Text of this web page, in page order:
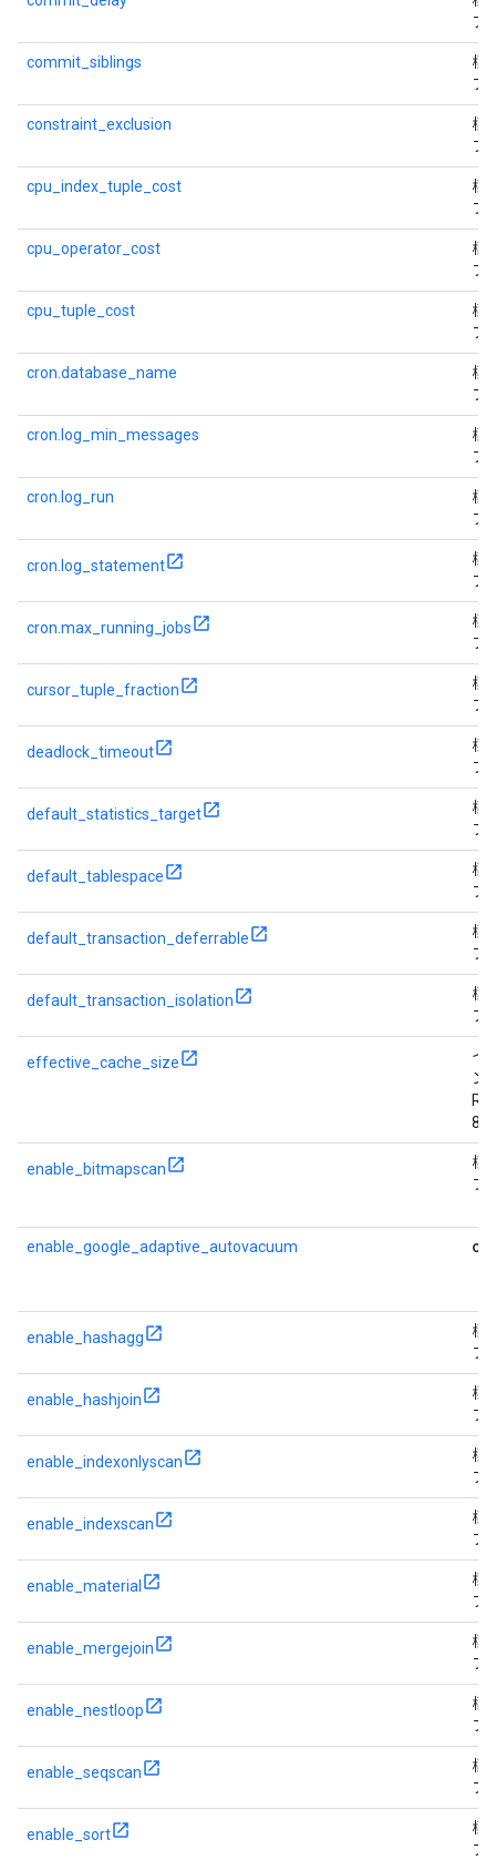
フ
commit_siblings
標
フ
constraint_exclusion
標
フ
cpu_index_tuple_cost
標
フ
cpu_operator_cost
標
フ
cpu_tuple_cost
標
フ
cron.database_name
標
フ
cron.log_min_messages
標
フ
cron.log_run
標
フ
cron.log_statement
標
フ
cron.max_running_jobs
標
フ
cursor_tuple_fraction
標
フ
deadlock_timeout
標
フ
default_statistics_target
標
フ
default_tablespace
標
フ
default_transaction_deferrable
標
フ
default_transaction_isolation
標
フ
effective_cache_size
イ
ン
enable_bitmapscan
標
フ
enable_google_adaptive_autovacuum on
enable_hashagg
標
フ
enable_hashjoin
標
フ
enable_indexonlyscan
標
フ
enable_indexscan
標
フ
enable_material
標
フ
enable_mergejoin
標
フ
enable_nestloop
標
フ
enable_seqscan
標
フ
enable_sort
標
フ